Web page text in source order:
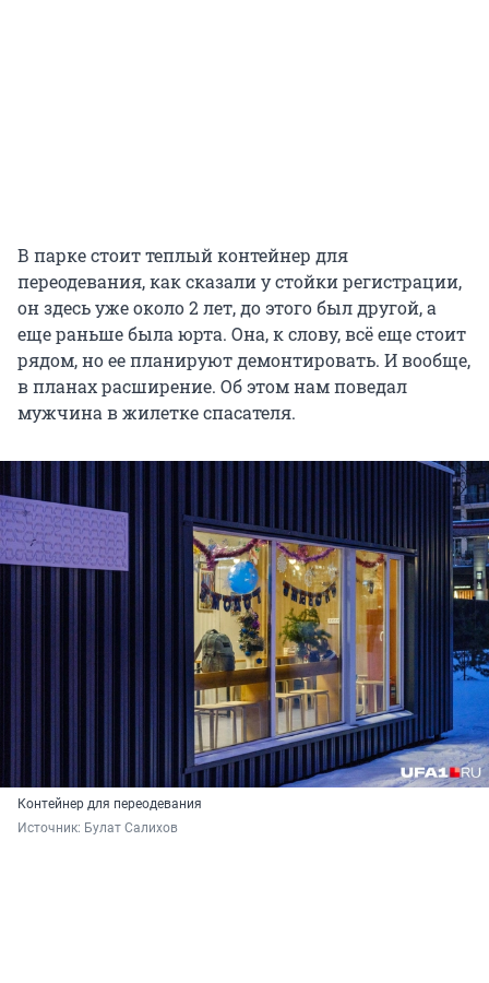
В парке стоит теплый контейнер для
переодевания, как сказали у стойки регистрации,
он здесь уже около 2 лет, до этого был другой, а
еще раньше была юрта. Она, к слову, всё еще стоит
рядом, но ее планируют демонтировать. И вообще,
в планах расширение. Об этом нам поведал
мужчина в жилетке спасателя.
Контейнер для переодевания
Источник: Булат Салихов